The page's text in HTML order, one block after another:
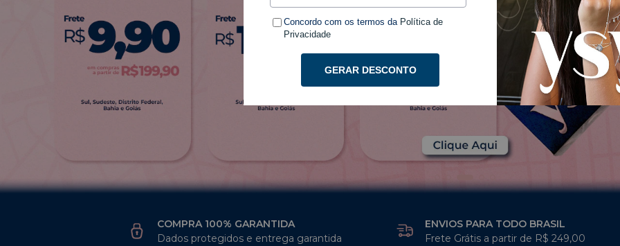
COMPRA 100% GARANTIDA
Dados protegidos e entrega garantida
ENVIOS PARA TODO BRASIL
Frete Grátis a partir de R$ 249,00
Concordo com os termos da Política de
Privacidade
GERAR DESCONTO